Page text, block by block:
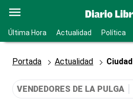
Última Hora Actualidad Política
Portada Actualidad Ciudad
VENDEDORES DE LA PULGA